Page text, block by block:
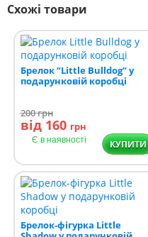
Схожі товари
Брелок “Little Bulldog” у
подарунковій коробці
200грн
від 160 грн
Є в наявності КУПИТИ
Брелок-фігурка Little